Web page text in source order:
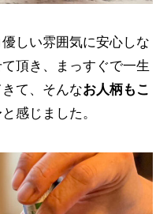
しい雰囲気に安心しな
頂き、まっすぐで一生
て、そんなお人柄もこ
感じました。